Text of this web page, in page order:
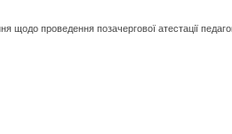
щодо проведення позачергової атестації